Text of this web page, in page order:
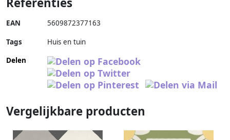
EAN 5609872377163
Tags
Huis en tuin
Delen
Vergelijkbare producten